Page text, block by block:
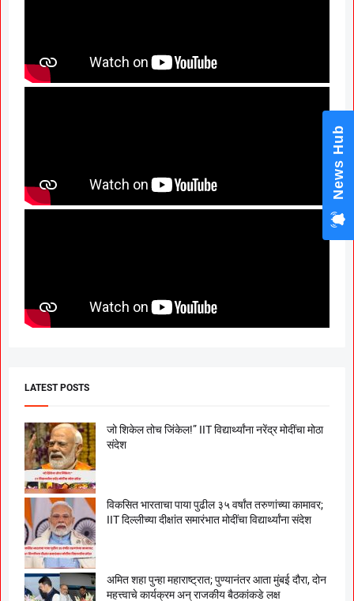
LATEST POSTS
जो शिकेल तोच जिंकेल!” IIT विद्यार्थ्यांना नरेंद्र मोदींचा मोठा
संदेश
विकसित भारताचा पाया पुढील ३५ वर्षांत तरुणांच्या कामावर;
IIT दिल्लीच्या दीक्षांत समारंभात मोदींचा विद्यार्थ्यांना संदेश
अमित शहा पुन्हा महाराष्ट्रात; पुण्यानंतर आता मुंबई दौरा, दोन
महत्त्वाचे कार्यक्रम अन् राजकीय बैठकांकडे लक्ष
News Hub